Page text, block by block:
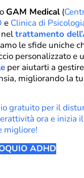
GAM Medical(
e Clinica di
trattamento
le sfide uniche
personalizzato e
per aiutarti a
migliorando la
gratuito per il
ora e inizia
migliore!
ADHD